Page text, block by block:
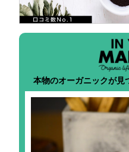
本物のオーガニックが見